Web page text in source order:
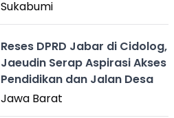
C
Sukabumi
Reses DPRD Jabar di Cidolog,
Jaeudin Serap Aspirasi Akses
Pendidikan dan Jalan Desa
Jawa Barat